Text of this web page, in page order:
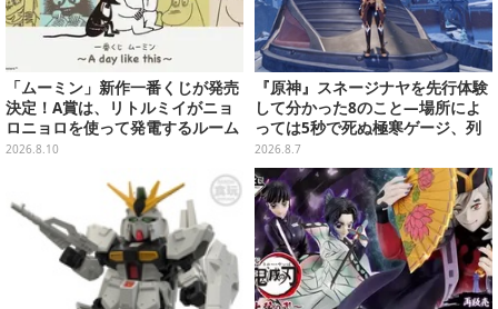
「ムーミン」新作一番くじが発売
決定！A賞は、リトルミイがニョ
ロニョロを使って発電するルーム
ライト
2026.8.10
『原神』スネージナヤを先行体験
して分かった8のこと―場所によ
っては5秒で死ぬ極寒ゲージ、列
車は“ダイナミック途中下車”可能
など自由度高め
2026.8.7